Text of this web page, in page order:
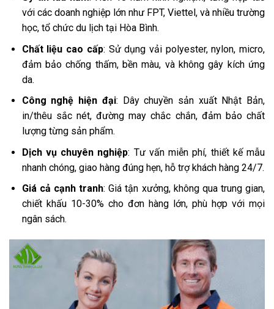
với các doanh nghiệp lớn như FPT, Viettel, và nhiều trường
học, tổ chức du lịch tại Hòa Bình.
Chất liệu cao cấp: Sử dụng vải polyester, nylon, micro,
đảm bảo chống thấm, bền màu, và không gây kích ứng
da.
Công nghệ hiện đại: Dây chuyền sản xuất Nhật Bản,
in/thêu sắc nét, đường may chắc chắn, đảm bảo chất
lượng từng sản phẩm.
Dịch vụ chuyên nghiệp: Tư vấn miễn phí, thiết kế mẫu
nhanh chóng, giao hàng đúng hẹn, hỗ trợ khách hàng 24/7.
Giá cả cạnh tranh: Giá tận xưởng, không qua trung gian,
chiết khấu 10-30% cho đơn hàng lớn, phù hợp với mọi
ngân sách.